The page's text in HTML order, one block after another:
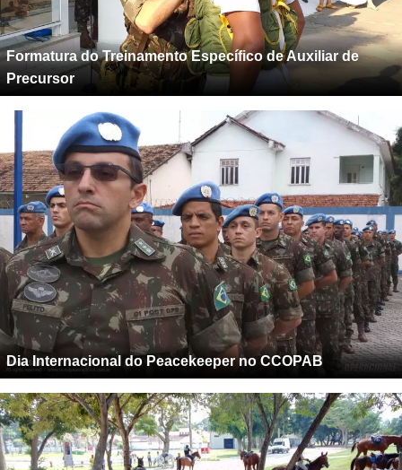
Formatura do Treinamento Específico de Auxiliar de
Precursor
Dia Internacional do Peacekeeper no CCOPAB